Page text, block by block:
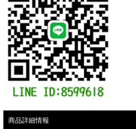
商品詳細情報